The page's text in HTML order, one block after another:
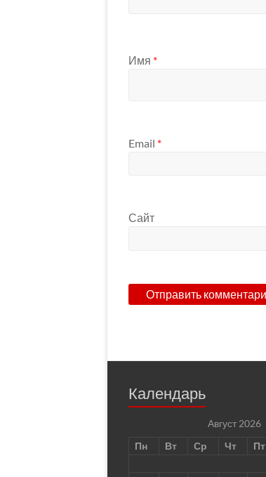
Имя *
Email *
Сайт
Календарь
Август 2026
Пн
Вт Ср Чт Пт